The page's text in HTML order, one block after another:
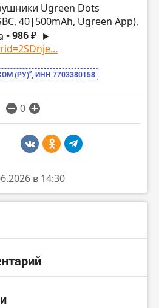
Ugreen Dots
40|500mAh, Ugreen App),
- 986 ₽ ►
(РУ)”, ИНН 7703380158
0
в 14:30